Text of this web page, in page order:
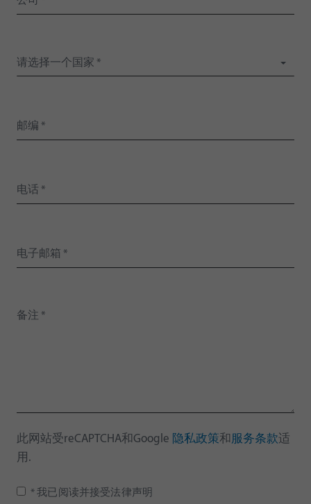
请选择一个国家 *
此网站受reCAPTCHA和Google 隐私政策和服务条款适
用.
* 我已阅读并接受法律声明